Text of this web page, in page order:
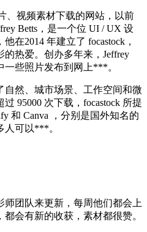
、视频素材下载的网站，以前
Betts，是一个位 UI / UX 设
在2014 年建立了 focastock，
热爱。创办多年来，Jeffrey
一些照片发布到网上***。
自然、城市场景、工作空间和微
95000 次下载，focastock 所提
和 Canva ，分别是国外知名的
人可以***。
师团队来更新，每周他们都会上
会有新的收获，素材都很赞。